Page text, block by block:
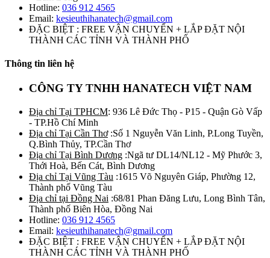
Hotline: 036 912 4565
Email: kesieuthihanatech@gmail.com
ĐẶC BIỆT : FREE VẬN CHUYỂN + LẮP ĐẶT NỘI
THÀNH CÁC TỈNH VÀ THÀNH PHỐ
Thông tin liên hệ
CÔNG TY TNHH HANATECH VIỆT NAM
Địa chỉ Tại TPHCM: 936 Lê Đức Thọ - P15 - Quận Gò Vấp
- TP.Hồ Chí Minh
Địa chỉ Tại Cần Thơ:Số 1 Nguyễn Văn Linh, P.Long Tuyền,
Q.Bình Thủy, TP.Cần Thơ
Địa chỉ Tại Bình Dương :Ngã tư DL14/NL12 - Mỹ Phước 3,
Thới Hoà, Bến Cát, Bình Dương
Địa chỉ Tại Vũng Tàu :1615 Võ Nguyên Giáp, Phường 12,
Thành phố Vũng Tàu
Địa chỉ tại Đồng Nai :68/81 Phan Đăng Lưu, Long Bình Tân,
Thành phố Biên Hòa, Đồng Nai
Hotline: 036 912 4565
Email: kesieuthihanatech@gmail.com
ĐẶC BIỆT : FREE VẬN CHUYỂN + LẮP ĐẶT NỘI
THÀNH CÁC TỈNH VÀ THÀNH PHỐ